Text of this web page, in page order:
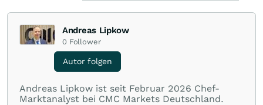
Andreas Lipkow
0 Follower
Autor folgen
Andreas Lipkow ist seit Februar 2026 Chef-
Marktanalyst bei CMC Markets Deutschland.